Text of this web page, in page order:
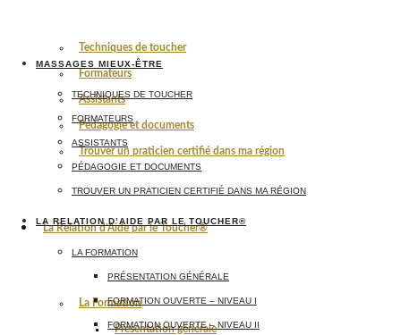
Techniques de toucher
Formateurs
Assistants
Pédagogie et documents
Trouver un praticien certifié dans ma région
La Relation d’Aide par le Toucher®
La Formation
Présentation générale
MASSAGES MIEUX-ÊTRE
TECHNIQUES DE TOUCHER
FORMATEURS
ASSISTANTS
PÉDAGOGIE ET DOCUMENTS
TROUVER UN PRATICIEN CERTIFIÉ DANS MA RÉGION
LA RELATION D’AIDE PAR LE TOUCHER®
LA FORMATION
PRÉSENTATION GÉNÉRALE
FORMATION OUVERTE – NIVEAU I
FORMATION OUVERTE – NIVEAU II